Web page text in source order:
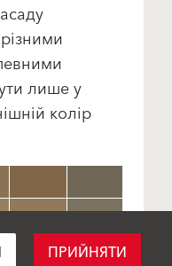
лише у
колір
ПРИЙНЯТИ